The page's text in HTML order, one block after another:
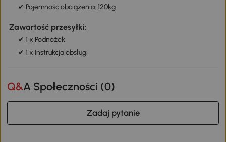
✔ Pojemność obciążenia: 120kg
Zawartość przesyłki:
✔ 1 x Podnóżek
✔ 1 x Instrukcja obsługi
Q&A Społeczności (0)
Zadaj pytanie